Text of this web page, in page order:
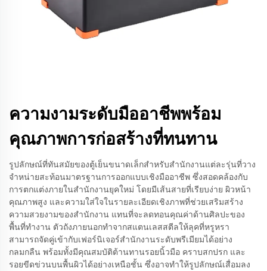
ความงามระดับมืออาชีพพร้อม
คุณภาพการก่อสร้างที่ทนทาน
รูปลักษณ์ที่ทันสมัยของตู้เย็นขนาดเล็กสำหรับสำนักงานแต่ละรุ่นที่วาง
จำหน่ายสะท้อนมาตรฐานการออกแบบเชิงมืออาชีพ ซึ่งสอดคล้องกับ
การตกแต่งภายในสำนักงานยุคใหม่ โดยมีเส้นสายที่เรียบง่าย ผิวหน้า
คุณภาพสูง และความใส่ใจในรายละเอียดเชิงภาพที่ช่วยเสริมสร้าง
ความสวยงามของสำนักงาน แทนที่จะลดทอนคุณค่าด้านศิลปะของ
พื้นที่ทำงาน ตัวถังภายนอกทำจากสแตนเลสสตีลให้ลุคที่หรูหรา
สามารถจัดคู่เข้ากับเฟอร์นิเจอร์สำนักงานระดับพรีเมียมได้อย่าง
กลมกลืน พร้อมทั้งมีคุณสมบัติต้านทานรอยนิ้วมือ คราบสกปรก และ
รอยขีดข่วนบนพื้นผิวได้อย่างเหนือชั้น ซึ่งอาจทำให้รูปลักษณ์เสื่อมลง